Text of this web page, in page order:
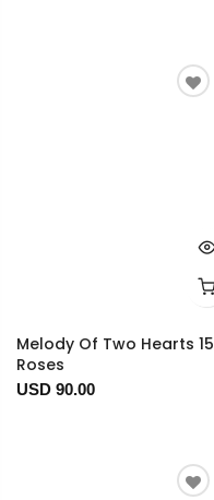
Melody Of Two Hearts 15
Roses
USD 90.00